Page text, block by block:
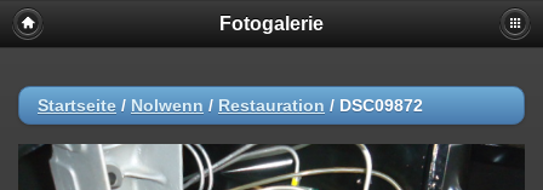
Fotogalerie
Startseite / Nolwenn / Restauration / DSC09872